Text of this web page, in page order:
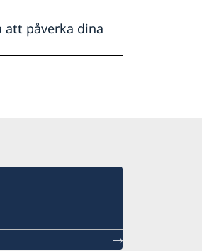
påverka dina